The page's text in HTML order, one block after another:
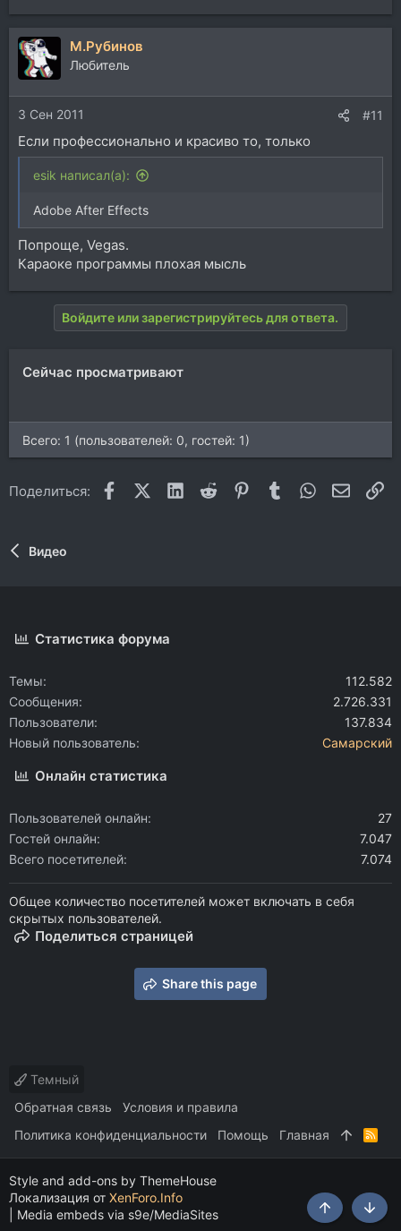
М.Рубинов
Любитель
3 Сен 2011 #11
Если профессионально и красиво то, только
esik написал(а):
Adobe After Effects
Попроще, Vegas.
Караоке программы плохая мысль
Войдите или зарегистрируйтесь для ответа.
Сейчас просматривают
Всего: 1 (пользователей: 0, гостей: 1)
Поделиться: FacebookX (Twitter)
LinkedIn
Reddit Pinterest
Tumblr WhatsApp
Видео
Статистика форума
Темы
112.582
Сообщения
2.726.331
Пользователи
137.834
Новый пользователь
Самарский
Онлайн статистика
Пользователей онлайн
27
Гостей онлайн
7.047
Всего посетителей
7.074
Общее количество посетителей может включать в себя
скрытых пользователей.
Поделиться страницей
Share this page
Темный
Обратная связь
Условия и правила
Политика конфиденциальности
Помощь Главная
R
S
Style and add-ons by ThemeHouse
Локализация от XenForo.Info
Media embeds via s9e/MediaSites Сверху Снизу